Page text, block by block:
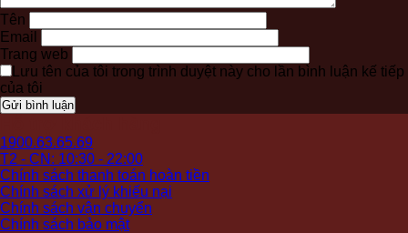
Tên
Email
Trang web
Lưu tên của tôi trong trình duyệt này cho lần bình luận kế tiếp
của tôi
1900.63.65.69
T2 - CN: 10:30 - 22:00
Chính sách thanh toán hoàn tiền
Chính sách xử lý khiếu nại
Chính sách vận chuyển
Chính sách bảo mật